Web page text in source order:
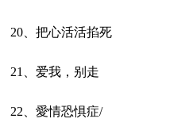
20、把心活活掐死
21、爱我，别走
22、愛情恐惧症/